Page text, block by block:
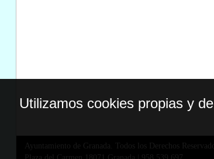
Ayuntamiento de Granada. Todos los Derechos
Utilizamos cookies propias y